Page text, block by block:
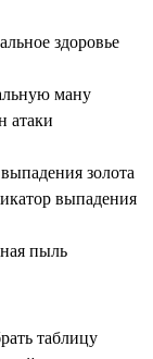
здоровье
ману
атаки
золота
выпадения
пыль
таблицу